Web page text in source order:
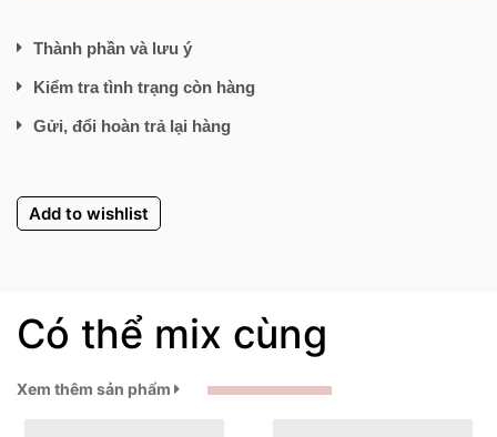
Thành phần và lưu ý
Kiểm tra tình trạng còn hàng
Gửi, đổi hoàn trả lại hàng
Add to wishlist
Có thể mix cùng
Xem thêm sản phẩm